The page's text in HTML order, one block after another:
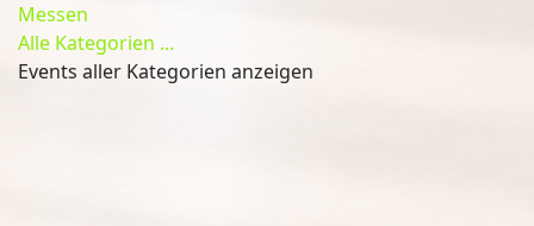
Messen
Alle Kategorien ...
Events aller Kategorien anzeigen